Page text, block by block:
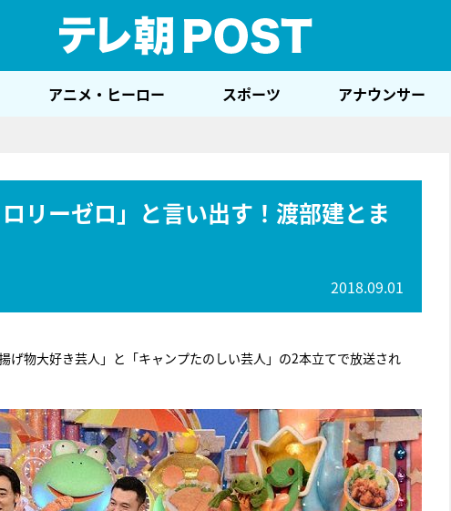
アニメ・ヒーロー スポーツ アナウンサー
リーゼロ」と言い出す！渡部建とま
2018.09.01
物大好き芸人」と「キャンプたのしい芸人」の2本立てで放送され
『アイ＝ラブ！げーみんぐ』＝LOV
E齋藤樹愛羅＆佐々木舞香SPインタ
ビュー